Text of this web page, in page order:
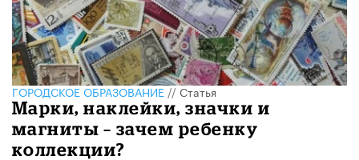
ГОРОДСКОЕ ОБРАЗОВАНИЕ//Статья
Марки, наклейки, значки и
магниты – зачем ребенку
коллекции?